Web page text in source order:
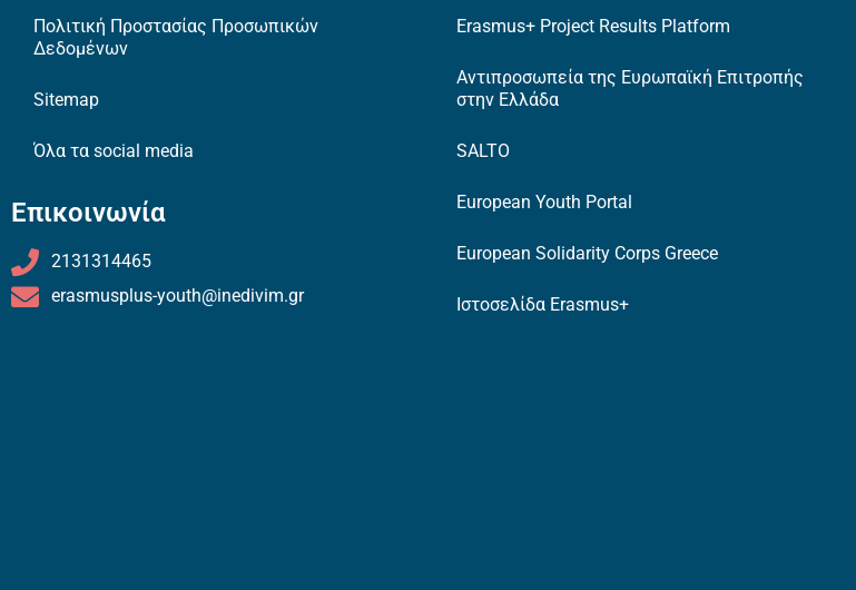
Πολιτική Προστασίας Προσωπικών
Δεδομένων
Sitemap
Όλα τα social media
Επικοινωνία
2131314465
erasmusplus-youth@inedivim.gr
Erasmus+ Project Results Platform
Αντιπροσωπεία της Ευρωπαϊκή Επιτροπής
στην Ελλάδα
SALTO
European Youth Portal
European Solidarity Corps Greece
Ιστοσελίδα Erasmus+